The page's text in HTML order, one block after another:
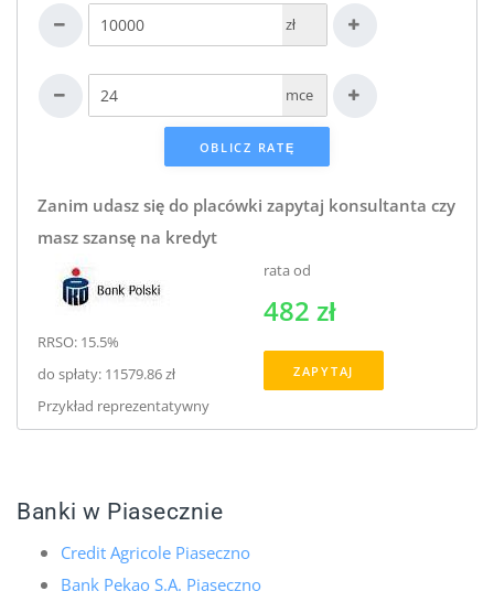
zł
mce
Zanim udasz się do placówki zapytaj konsultanta czy
masz szansę na kredyt
RRSO: 15.5%
do spłaty: 11579.86 zł
Przykład reprezentatywny
rata od
482 zł
ZAPYTAJ
Banki w Piasecznie
Credit Agricole Piaseczno
Bank Pekao S.A. Piaseczno